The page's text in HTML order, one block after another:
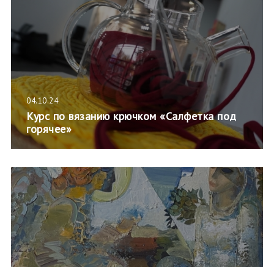
04.10.24
Курс по вязанию крючком «Салфетка под
горячее»